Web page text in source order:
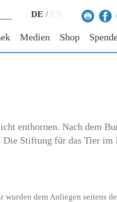
DE / EN
Medien Shop
enthornen. Nach dem
Die Stiftung für das Tier im
wurden dem Anliegen seitens